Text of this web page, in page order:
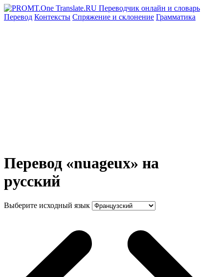
Перевод Контексты Спряжение и склонение Грамматика
Перевод «nuageux» на
русский
Выберите исходный язык